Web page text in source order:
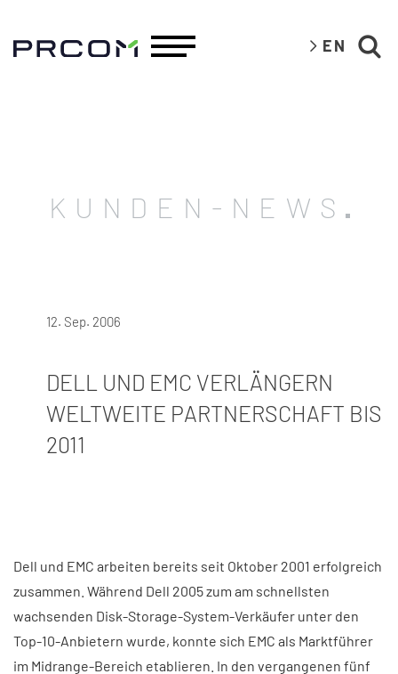
EN
KUNDEN-NEWS
12. Sep. 2006
DELL UND EMC VERLÄNGERN
WELTWEITE PARTNERSCHAFT BIS
2011
Dell und EMC arbeiten bereits seit Oktober 2001 erfolgreich
zusammen. Während Dell 2005 zum am schnellsten
wachsenden Disk-Storage-System-Verkäufer unter den
Top-10-Anbietern wurde, konnte sich EMC als Marktführer
im Midrange-Bereich etablieren. In den vergangenen fünf